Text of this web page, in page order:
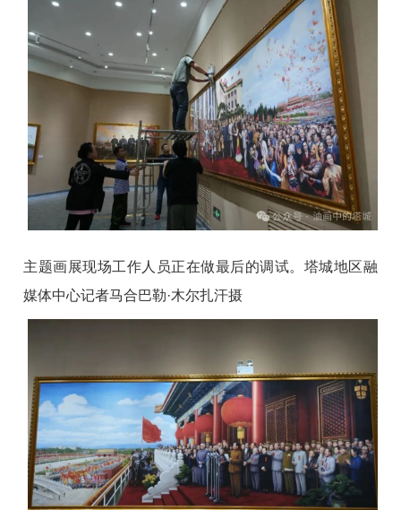
主题画展现场工作人员正在做最后的调试。塔城地区融
媒体中心记者马合巴勒·木尔扎汗摄